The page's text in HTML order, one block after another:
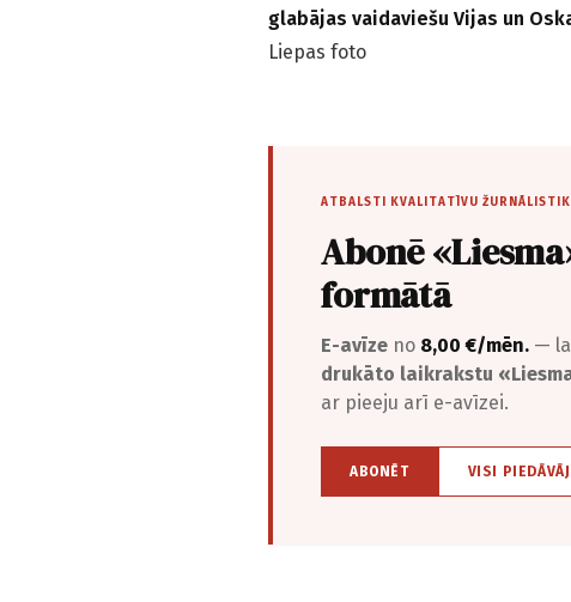
glabājas vaidaviešu Vijas un
Liepas foto
ATBALSTI KVALITATĪVU
Abonē
formātā
E-avīze no 8,00 €/mēn. —
drukāto laikrakstu
ar pieeju arī e-avīzei.
ABONĒT VISI